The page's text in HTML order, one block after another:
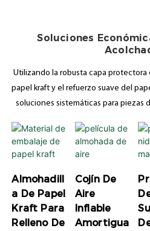
Soluciones
Utilizando la robusta capa protectora
papel kraft y el refuerzo suave del
soluciones sistemáticas para piezas
Almohadill
A De Papel
Kraft Para
Relleno De
Cojín De
Aire
Inflable
Amortigua